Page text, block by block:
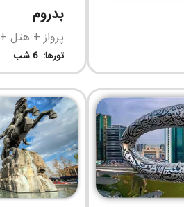
بدروم
پرواز + هتل
تورها: 6 شب